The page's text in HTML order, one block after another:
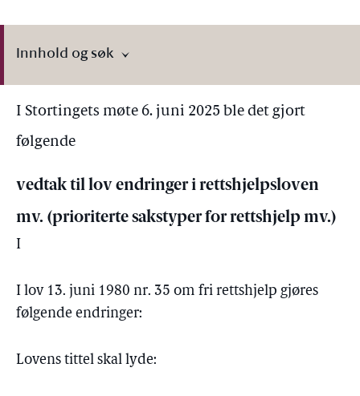
Innhold og søk
I Stortingets møte 6. juni 2025 ble det gjort
følgende
vedtak til lov endringer i rettshjelpsloven
mv. (prioriterte sakstyper for rettshjelp mv.)
I
I lov 13. juni 1980 nr. 35 om fri rettshjelp gjøres
følgende endringer:
Lovens tittel skal lyde: